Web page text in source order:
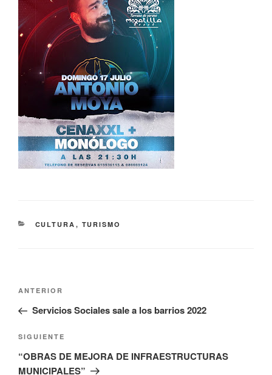
CATEGORÍAS
CULTURA , TURISMO
Navegación
entradas
Entrada
anterior:
ANTERIOR
Servicios Sociales sale a los barrios 2022
Siguiente
entrada
SIGUIENTE
“OBRAS DE MEJORA DE INFRAESTRUCTURAS
MUNICIPALES”